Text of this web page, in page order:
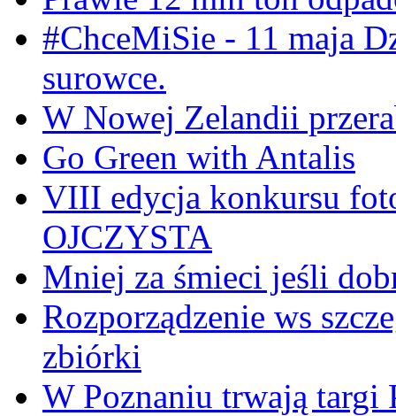
#ChceMiSie - 11 maja
surowce.
W Nowej Zelandii
Go Green with Antalis
VIII edycja konkursu
OJCZYSTA
Mniej za śmieci jeśli
Rozporządzenie ws
zbiórki
W Poznaniu trwają